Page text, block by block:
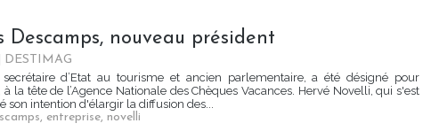
Descamps, nouveau président
DESTIMAG
secrétaire d’Etat au tourisme et ancien parlementaire, a été désigné pour
la tête de l’Agence Nationale des Chèques Vacances. Hervé Novelli, qui s'est
son intention d'élargir la diffusion des...
, entreprise, novelli